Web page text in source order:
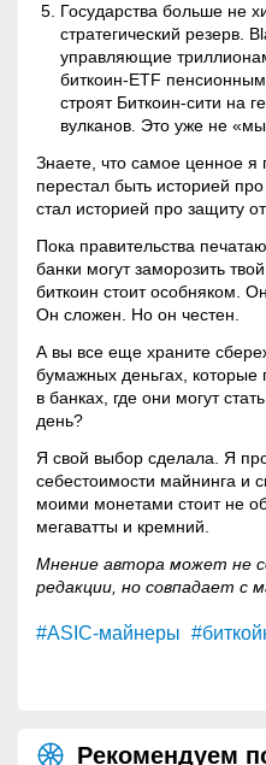
Государства больше не
стратегический резерв.
управляющие
биткоин-ETF
строят Биткоин-сити на
вулканов. Это уже не
Знаете, что самое ценное я
перестал быть историей
стал историей про защиту
Пока правительства
банки могут заморозить
биткоин стоит особняком.
Он сложен. Но он честен.
А вы все еще храните
бумажных деньгах, которые
в банках, где они могут
день?
Я свой выбор сделала. Я
себестоимости майнинга и
моими монетами стоит не
мегаватты и кремний.
Мнение автора может не
редакции, но совпадает с
#ASIC-майнеры
Рекомендуем